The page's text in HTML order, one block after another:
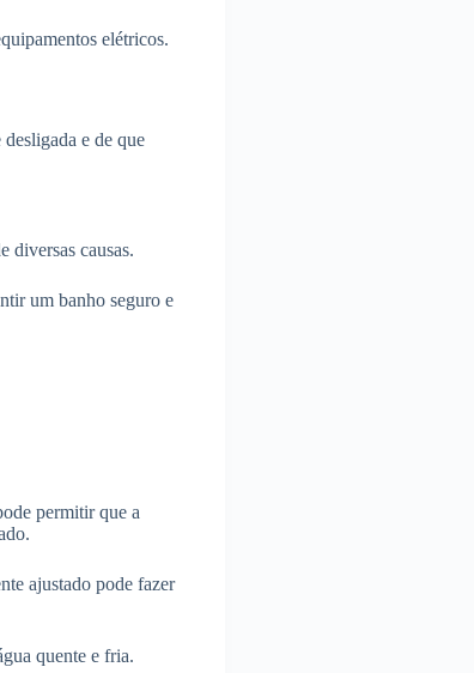
elétricos.
e de que
diversas causas.
um banho seguro e
permitir que a
ajustado pode fazer
quente e fria.